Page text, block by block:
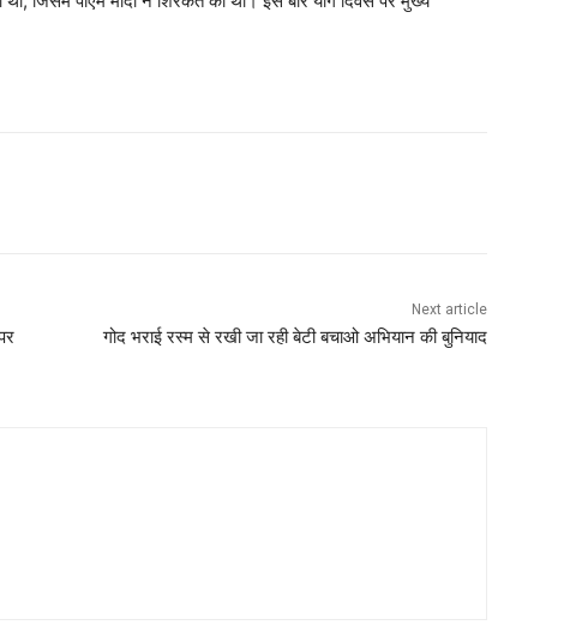
Next article
गोद भराई रस्म से रखी जा रही बेटी बचाओ अभियान की बुनियाद